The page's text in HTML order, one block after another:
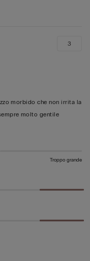
morbido che non irrita la
molto gentile
3
Troppo grande